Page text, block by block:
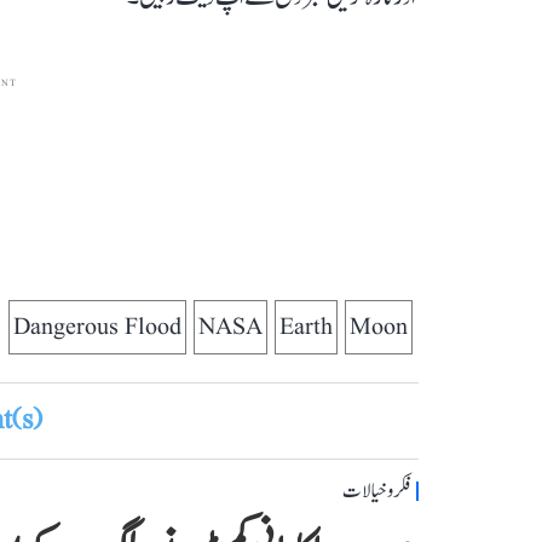
Moon
Earth
NASA
Dangerous Flood
فکر و خیالات